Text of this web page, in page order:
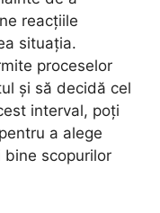
reacțiile
situația.
proceselor
și să decidă cel
interval, poți
a alege
bine scopurilor